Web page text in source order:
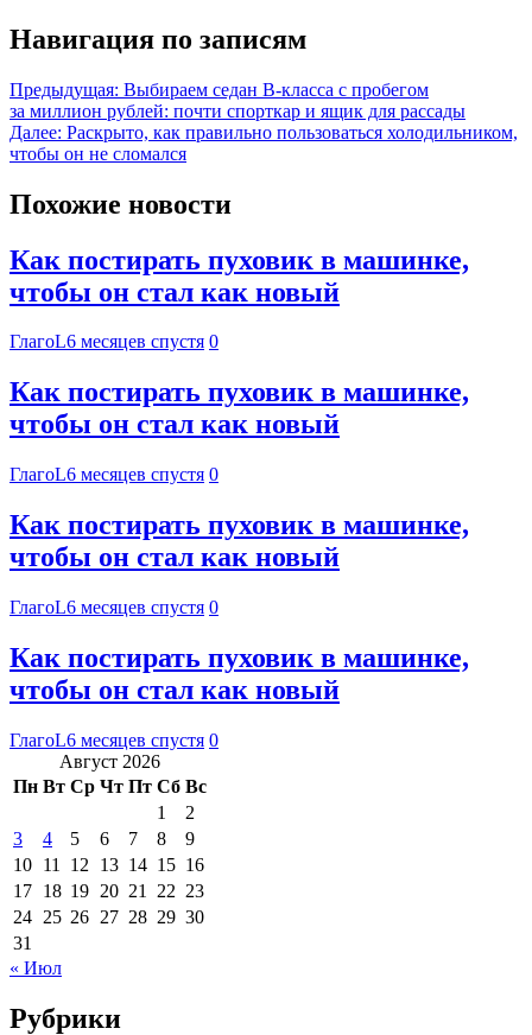
Навигация по записям
Предыдущая: Выбираем седан B-класса с пробегом
за миллион рублей: почти спорткар и ящик для рассады
Далее: Раскрыто, как правильно пользоваться холодильником,
чтобы он не сломался
Похожие новости
Как постирать пуховик в машинке,
чтобы он стал как новый
ГлагоL6 месяцев спустя 0
Как постирать пуховик в машинке,
чтобы он стал как новый
ГлагоL6 месяцев спустя 0
Как постирать пуховик в машинке,
чтобы он стал как новый
ГлагоL6 месяцев спустя 0
Как постирать пуховик в машинке,
чтобы он стал как новый
ГлагоL6 месяцев спустя 0
Август 2026
Пн Вт Ср Чт Пт Сб Вс
1
2
3
4 5 6 7 8
9
10 11 12 13 14 15 16
17 18 19 20 21 22 23
24 25 26 27 28 29 30
31
« Июл
Рубрики